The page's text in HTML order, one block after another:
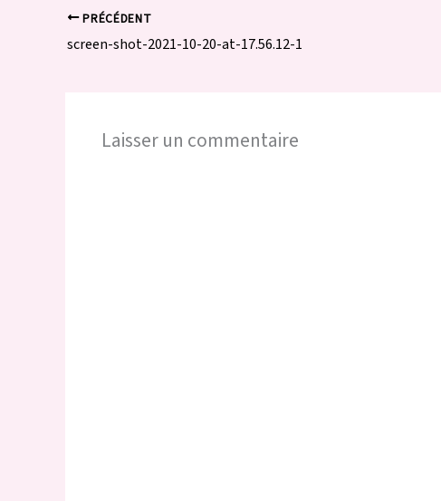
PRÉCÉDENT
screen-shot-2021-10-20-at-17.56.12-1
Laisser un commentaire